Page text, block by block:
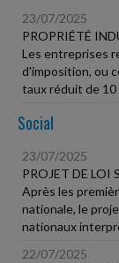
23/07/2025
PROPRIÉTÉ
Les entreprises
d'imposition, ou
taux réduit de 10
Social
23/07/2025
PROJET DE LOI
Après les
nationale, le
nationaux
22/07/2025